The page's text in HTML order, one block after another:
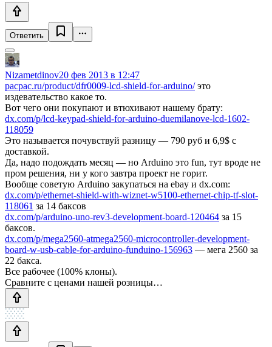
Ответить
Nizametdinov20 фев 2013 в 12:47
pacpac.ru/product/dfr0009-lcd-shield-for-arduino/это
издевательство какое то.
Вот чего они покупают и втюхивают нашему брату:
dx.com/p/lcd-keypad-shield-for-arduino-duemilanove-lcd-1602-
118059
Это называется почувствуй разницу — 790 руб и 6,9$ с
доставкой.
Да, надо подождать месяц — но Arduino это fun, тут вроде не
пром решения, ни у кого завтра проект не горит.
Вообще советую Arduino закупаться на ebay и dx.com:
dx.com/p/ethernet-shield-with-wiznet-w5100-ethernet-chip-tf-slot-
118061 за 14 баксов
dx.com/p/arduino-uno-rev3-development-board-120464 за 15
баксов.
dx.com/p/mega2560-atmega2560-microcontroller-development-
board-w-usb-cable-for-arduino-funduino-156963 — мега 2560 за
22 бакса.
Все рабочее (100% клоны).
Сравните с ценами нашей розницы…